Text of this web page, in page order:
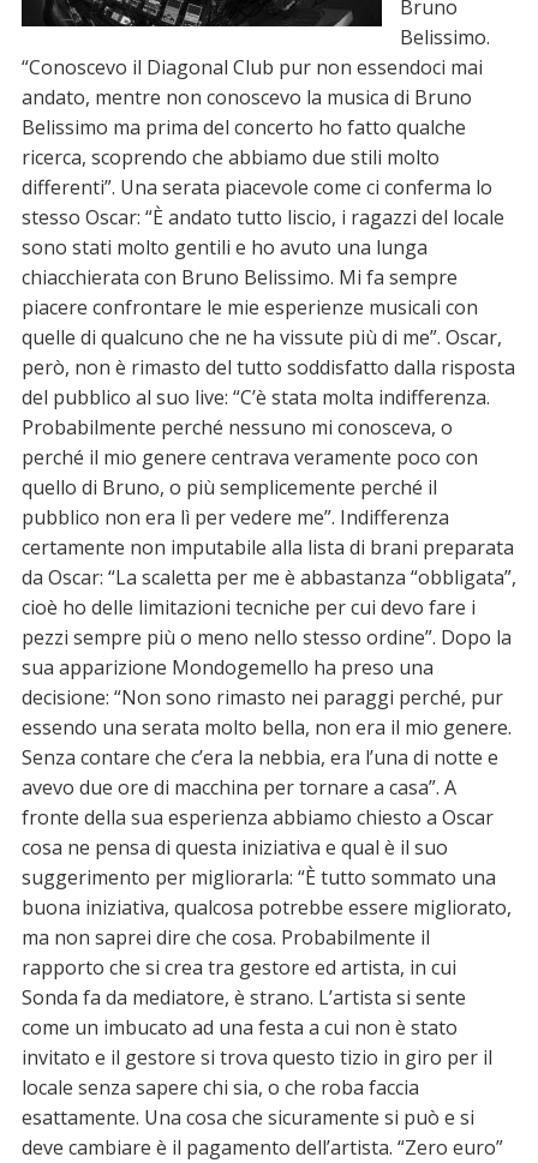
Bruno
Belissimo.
“Conoscevo il Diagonal Club pur non essendoci mai
andato, mentre non conoscevo la musica di Bruno
Belissimo ma prima del concerto ho fatto qualche
ricerca, scoprendo che abbiamo due stili molto
differenti”. Una serata piacevole come ci conferma lo
stesso Oscar: “È andato tutto liscio, i ragazzi del locale
sono stati molto gentili e ho avuto una lunga
chiacchierata con Bruno Belissimo. Mi fa sempre
piacere confrontare le mie esperienze musicali con
quelle di qualcuno che ne ha vissute più di me”. Oscar,
però, non è rimasto del tutto soddisfatto dalla risposta
del pubblico al suo live: “C’è stata molta indifferenza.
Probabilmente perché nessuno mi conosceva, o
perché il mio genere centrava veramente poco con
quello di Bruno, o più semplicemente perché il
pubblico non era lì per vedere me”. Indifferenza
certamente non imputabile alla lista di brani preparata
da Oscar: “La scaletta per me è abbastanza “obbligata”,
cioè ho delle limitazioni tecniche per cui devo fare i
pezzi sempre più o meno nello stesso ordine”. Dopo la
sua apparizione Mondogemello ha preso una
decisione: “Non sono rimasto nei paraggi perché, pur
essendo una serata molto bella, non era il mio genere.
Senza contare che c’era la nebbia, era l’una di notte e
avevo due ore di macchina per tornare a casa”. A
fronte della sua esperienza abbiamo chiesto a Oscar
cosa ne pensa di questa iniziativa e qual è il suo
suggerimento per migliorarla: “È tutto sommato una
buona iniziativa, qualcosa potrebbe essere migliorato,
ma non saprei dire che cosa. Probabilmente il
rapporto che si crea tra gestore ed artista, in cui
Sonda fa da mediatore, è strano. L’artista si sente
come un imbucato ad una festa a cui non è stato
invitato e il gestore si trova questo tizio in giro per il
locale senza sapere chi sia, o che roba faccia
esattamente. Una cosa che sicuramente si può e si
deve cambiare è il pagamento dell’artista. “Zero euro”